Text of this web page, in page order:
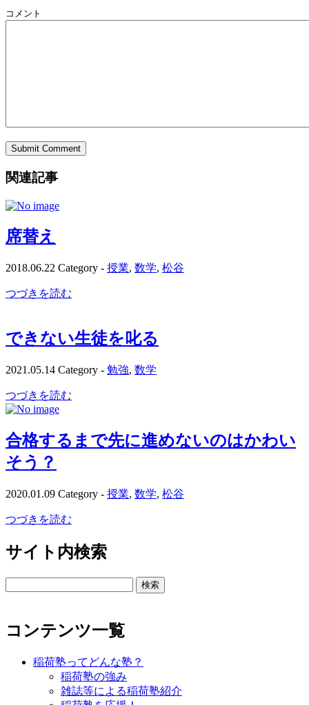
コメント
関連記事
席替え
2018.06.22 Category - 授業, 数学, 松谷
つづきを読む
できない生徒を叱る
2021.05.14 Category - 勉強, 数学
つづきを読む
合格するまで先に進めないのはかわい
そう？
2020.01.09 Category - 授業, 数学, 松谷
つづきを読む
サイト内検索
コンテンツ一覧
稲荷塾ってどんな塾？
稲荷塾の強み
雑誌等による稲荷塾紹介